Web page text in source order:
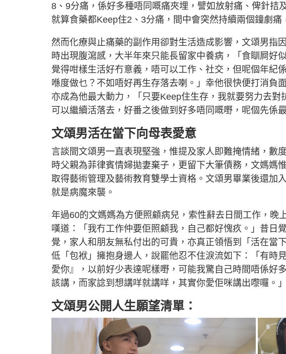
8、9分痛，係好多種唔同嘅痛夾埋，譬如放射痛、俾針拮
就算食藥都Keep住2、3分痛，間中會突然持續兩個鐘劇痛
然而化療與止痛藥的副作用卻對生活造成影響，文頌男指
時出現腹瀉感，大半年來只能長留家中養病，「食瞓屙好
覺得咁樣生活好冇意義，唔可以工作、社交，但呢個年紀
喺度做乜？不如唔好再生存落去喇。」幸他很快便打消負
亦成為他最大動力，「只要Keep住生存，我就要努力去
可以繼續活落去，好番之後做到好多唔同嘅嘢，呢個先係最
文頌男活在當下向母表愛意
言談間文頌男一直表現堅強，惟提及家人即難掩情緒，數
時父親為菲律賓情婦拋妻棄子，更留下大筆債務，文媽媽
取得藝術管理及藝術教育雙學士資格。文頌男畢業後還加
就是病魔來襲。
年過60的文媽媽為方便照顧病兒，索性辭去日間工作，晚
嘆道：「我冇工作仲要佢照顧我，自己都好愧疚。」昔日
覺，家人和朋友無私付出的可貴，亦真正領悟到「活在當
低「包袱」擁抱身邊人，說罷他忍不住淚流如下：「有時
愛你』，以前好少表達呢樣嘢，可能我驚自己時間唔係好
該講，而家諗到想講咩就講咩，其實你愛佢咪講出嚟囉。」
文頌男公開人生願望清單：